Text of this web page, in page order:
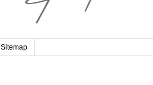
Sitemap